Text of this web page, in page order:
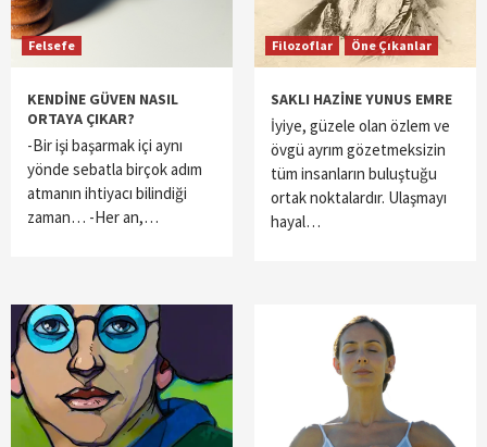
Felsefe
KENDİNE GÜVEN NASIL
ORTAYA ÇIKAR?
-Bir işi başarmak içi aynı
yönde sebatla birçok adım
atmanın ihtiyacı bilindiği
zaman… -Her an,…
Filozoflar Öne Çıkanlar
SAKLI HAZİNE YUNUS EMRE
İyiye, güzele olan özlem ve
övgü ayrım gözetmeksizin
tüm insanların buluştuğu
ortak noktalardır. Ulaşmayı
hayal…